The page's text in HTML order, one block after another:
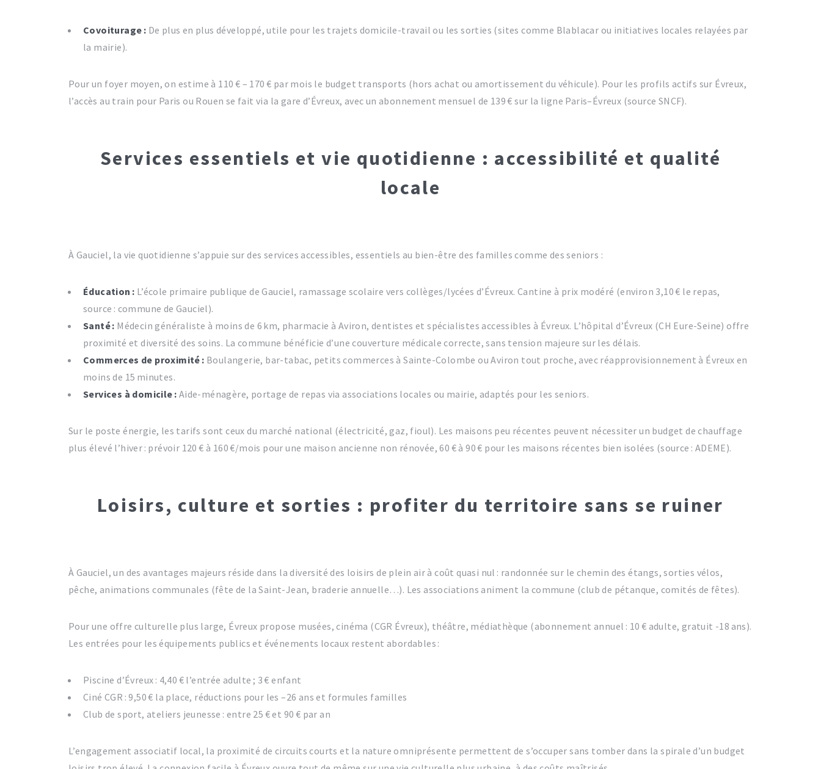
Covoiturage : De plus en plus développé, utile pour les trajets domicile-travail ou les sorties (sites comme Blablacar ou initiatives locales relayées par
la mairie).
Pour un foyer moyen, on estime à 110 € – 170 € par mois le budget transports (hors achat ou amortissement du véhicule). Pour les profils actifs sur Évreux,
l’accès au train pour Paris ou Rouen se fait via la gare d’Évreux, avec un abonnement mensuel de 139 € sur la ligne Paris–Évreux (source SNCF).
Services essentiels et vie quotidienne : accessibilité et qualité
locale
À Gauciel, la vie quotidienne s’appuie sur des services accessibles, essentiels au bien-être des familles comme des seniors :
Éducation : L’école primaire publique de Gauciel, ramassage scolaire vers collèges/lycées d’Évreux. Cantine à prix modéré (environ 3,10 € le repas,
source : commune de Gauciel).
Santé : Médecin généraliste à moins de 6 km, pharmacie à Aviron, dentistes et spécialistes accessibles à Évreux. L’hôpital d’Évreux (CH Eure-Seine) offre
proximité et diversité des soins. La commune bénéficie d’une couverture médicale correcte, sans tension majeure sur les délais.
Commerces de proximité : Boulangerie, bar-tabac, petits commerces à Sainte-Colombe ou Aviron tout proche, avec réapprovisionnement à Évreux en
moins de 15 minutes.
Services à domicile : Aide-ménagère, portage de repas via associations locales ou mairie, adaptés pour les seniors.
Sur le poste énergie, les tarifs sont ceux du marché national (électricité, gaz, fioul). Les maisons peu récentes peuvent nécessiter un budget de chauffage
plus élevé l’hiver : prévoir 120 € à 160 €/mois pour une maison ancienne non rénovée, 60 € à 90 € pour les maisons récentes bien isolées (source : ADEME).
Loisirs, culture et sorties : profiter du territoire sans se ruiner
À Gauciel, un des avantages majeurs réside dans la diversité des loisirs de plein air à coût quasi nul : randonnée sur le chemin des étangs, sorties vélos,
pêche, animations communales (fête de la Saint-Jean, braderie annuelle…). Les associations animent la commune (club de pétanque, comités de fêtes).
Pour une offre culturelle plus large, Évreux propose musées, cinéma (CGR Évreux), théâtre, médiathèque (abonnement annuel : 10 € adulte, gratuit -18 ans).
Les entrées pour les équipements publics et événements locaux restent abordables :
Piscine d’Évreux : 4,40 € l’entrée adulte ; 3 € enfant
Ciné CGR : 9,50 € la place, réductions pour les –26 ans et formules familles
Club de sport, ateliers jeunesse : entre 25 € et 90 € par an
L’engagement associatif local, la proximité de circuits courts et la nature omniprésente permettent de s’occuper sans tomber dans la spirale d’un budget